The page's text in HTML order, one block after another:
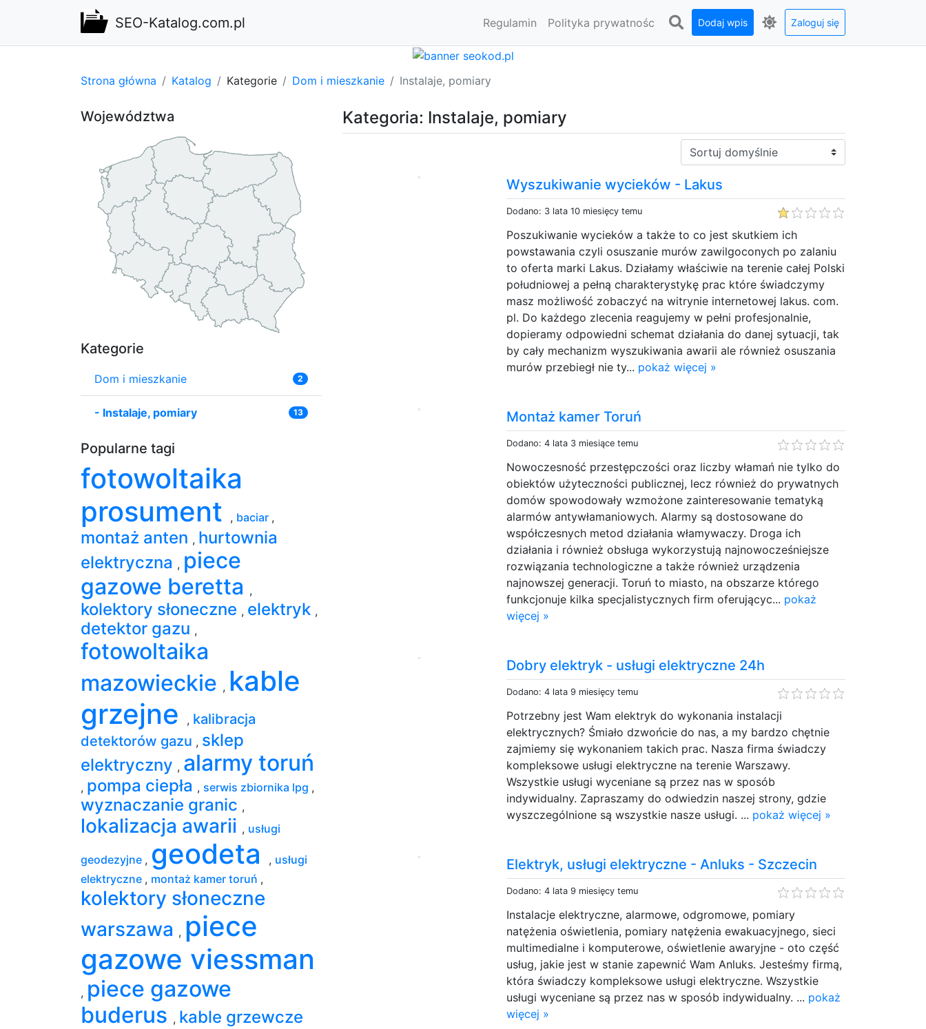
SEO-Katalog.com.pl Regulamin Polityka prywatnośc Dodaj wpis Zaloguj się
Strona główna Katalog Kategorie Dom i mieszkanie Instalaje, pomiary
Kategoria: Instalaje, pomiary
Sortuj:
Wyszukiwanie wycieków - Lakus
Dodano: 3 lata 10 miesięcy temu
Poszukiwanie wycieków a także to co jest skutkiem ich
powstawania czyli osuszanie murów zawilgoconych po zalaniu
to oferta marki Lakus. Działamy właściwie na terenie całej Polski
południowej a pełną charakterystykę prac które świadczymy
masz możliwość zobaczyć na witrynie internetowej lakus. com.
pl. Do każdego zlecenia reagujemy w pełni profesjonalnie,
dopieramy odpowiedni schemat działania do danej sytuacji, tak
by cały mechanizm wyszukiwania awarii ale również osuszania
murów przebiegł nie ty... pokaż więcej »
Montaż kamer Toruń
Dodano: 4 lata 3 miesiące temu
Nowoczesność przestępczości oraz liczby włamań nie tylko do
obiektów użyteczności publicznej, lecz również do prywatnych
domów spowodowały wzmożone zainteresowanie tematyką
alarmów antywłamaniowych. Alarmy są dostosowane do
współczesnych metod działania włamywaczy. Droga ich
działania i również obsługa wykorzystują najnowocześniejsze
rozwiązania technologiczne a także również urządzenia
najnowszej generacji. Toruń to miasto, na obszarze którego
funkcjonuje kilka specjalistycznych firm oferującyc... pokaż
więcej »
Dobry elektryk - usługi elektryczne 24h
Dodano: 4 lata 9 miesięcy temu
Potrzebny jest Wam elektryk do wykonania instalacji
elektrycznych? Śmiało dzwońcie do nas, a my bardzo chętnie
zajmiemy się wykonaniem takich prac. Nasza firma świadczy
kompleksowe usługi elektryczne na terenie Warszawy.
Wszystkie usługi wyceniane są przez nas w sposób
indywidualny. Zapraszamy do odwiedzin naszej strony, gdzie
wyszczególnione są wszystkie nasze usługi. ... pokaż więcej »
Elektryk, usługi elektryczne - Anluks - Szczecin
Dodano: 4 lata 9 miesięcy temu
Instalacje elektryczne, alarmowe, odgromowe, pomiary
natężenia oświetlenia, pomiary natężenia ewakuacyjnego, sieci
multimedialne i komputerowe, oświetlenie awaryjne - oto część
usług, jakie jest w stanie zapewnić Wam Anluks. Jesteśmy firmą,
która świadczy kompleksowe usługi elektryczne. Wszystkie
usługi wyceniane są przez nas w sposób indywidualny. ... pokaż
więcej »
Województwa
Kategorie
Dom i mieszkanie 2
- Instalaje, pomiary 13
Popularne tagi
fotowoltaika
prosument
, baciar ,
montaż anten , hurtownia
elektryczna , piece
gazowe beretta ,
kolektory słoneczne , elektryk ,
detektor gazu ,
fotowoltaika
mazowieckie , kable
grzejne
, kalibracja
detektorów gazu , sklep
elektryczny , alarmy toruń
, pompa ciepła , serwis zbiornika lpg ,
wyznaczanie granic ,
lokalizacja awarii , usługi
geodezyjne , geodeta , usługi
elektryczne , montaż kamer toruń ,
kolektory słoneczne
warszawa , piece
gazowe viessman
, piece gazowe
buderus , kable grzewcze